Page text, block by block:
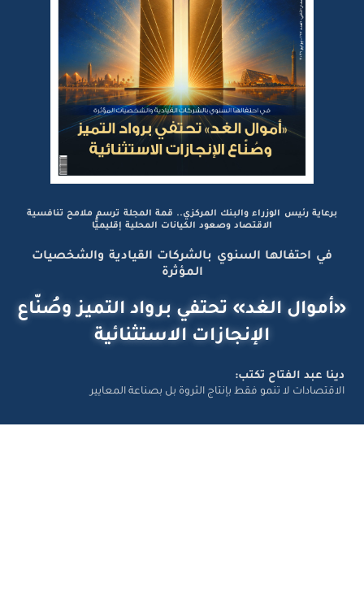
برعاية رئيس الوزراء والبنك المركزي.. قمة المجلة ترسم ملامح تنافسية
الاقتصاد وصعود الكيانات المحلية إقليميًّا
في احتفالها السنوي بالشركات القيادية والشخصيات
المؤثرة
«أموال الغد» تحتفي برواد التميز وصُنّاع
الإنجازات الاستثنائية
دينا عبد الفتاح تكتب:
الاقتصادات لا تنمو فقط بإنتاج الثروة بل بصناعة المعايير